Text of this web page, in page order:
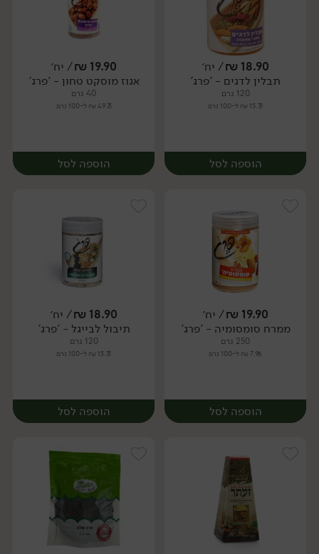
יח׳ יח׳
18.90
₪/ יח׳
תבלין לדגים - 'פרג'
120 גרם
15.75 ₪ ל-100 גרם
הוספה לסל
יח׳
19.90
₪/ יח׳
אגוז מוסקט טחון - 'פרג'
40 גרם
49.75 ₪ ל-100 גרם
הוספה לסל
יח׳
19.90
₪/ יח׳
ממרח סומסומיה - 'פרג'
250 גרם
7.96 ₪ ל-100 גרם
הוספה לסל
18.90
₪/ יח׳
תיבול לבייגל - 'פרג'
120 גרם
15.75 ₪ ל-100 גרם
הוספה לסל